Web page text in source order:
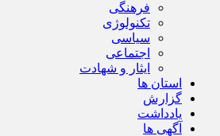
فرهنگی
تکنولوژی
سیاسی
اجتماعی
ایثار و شهادت
استان ها
گزارش
یادداشت
آگهی ها